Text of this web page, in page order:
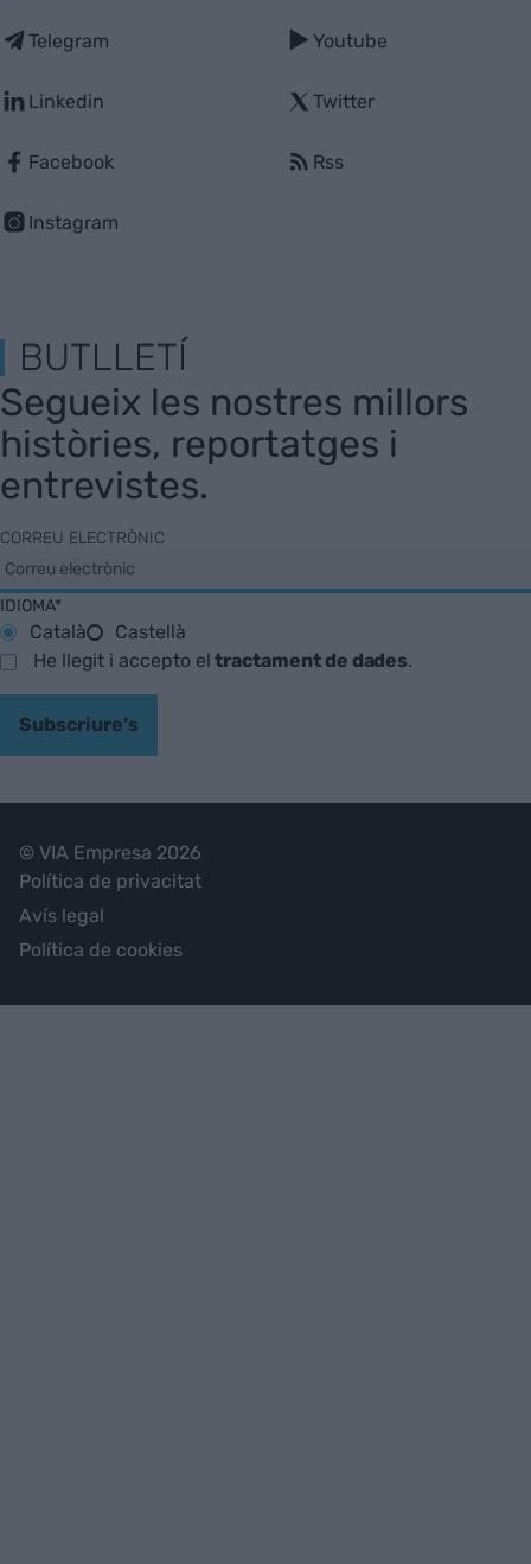
Telegram
Linkedin
Facebook
Instagram
Youtube
Twitter
Rss
BUTLLETÍ
Segueix les nostres millors
històries, reportatges i
entrevistes.
CORREU ELECTRÒNIC
IDIOMA*
Català
Castellà
He llegit i accepto eltractament de dades.
Subscriure's
© VIA Empresa 2026
Política de privacitat
Avís legal
Política de cookies